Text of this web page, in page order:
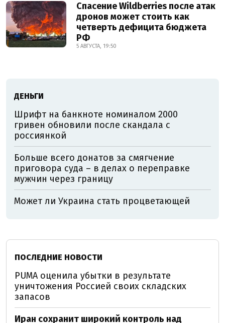
Спасение Wildberries после атак
дронов может стоить как
четверть дефицита бюджета
РФ
5 АВГУСТА, 19:50
ДЕНЬГИ
Шрифт на банкноте номиналом 2000
гривен обновили после скандала с
россиянкой
Больше всего донатов за смягчение
приговора суда – в делах о переправке
мужчин через границу
Может ли Украина стать процветающей
ПОСЛЕДНИЕ НОВОСТИ
PUMA оценила убытки в результате
уничтожения Россией своих складских
запасов
Иран сохранит широкий контроль над